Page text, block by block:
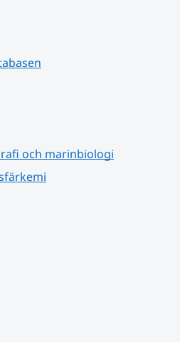
och marinbiologi